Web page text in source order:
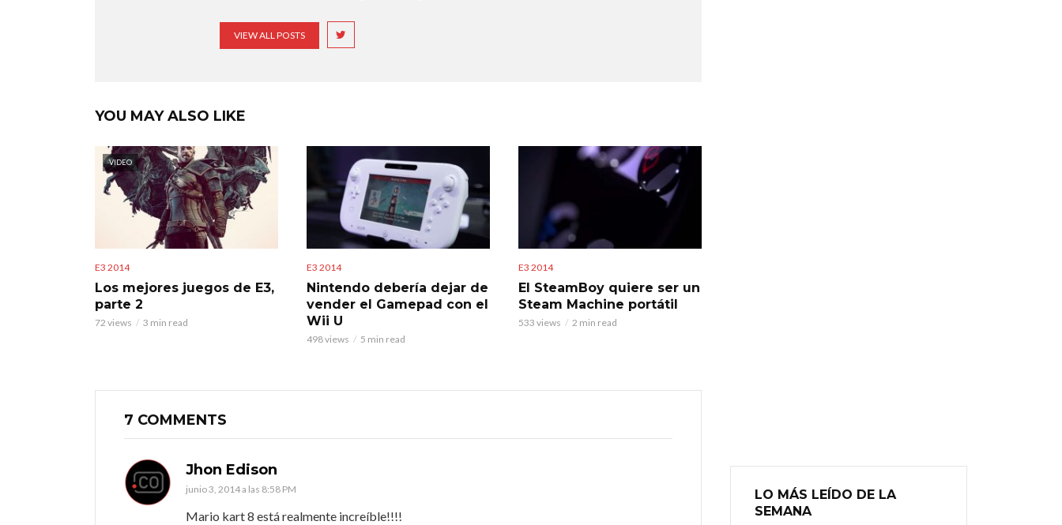
VIEW ALL POSTS
YOU MAY ALSO LIKE
VIDEO
E3 2014
Los mejores juegos de E3,
parte 2
72 views 3 min read
E3 2014
Nintendo debería dejar de
vender el Gamepad con el
Wii U
498 views 5 min read
E3 2014
El SteamBoy quiere ser un
Steam Machine portátil
533 views 2 min read
7 COMMENTS
Jhon Edison
junio 3, 2014 a las 8:58 PM
Mario kart 8 está realmente increíble!!!!
LO MÁS LEÍDO DE LA
SEMANA